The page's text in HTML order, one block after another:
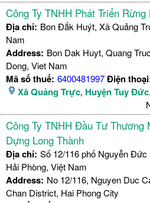
Công Ty TNHH Phát Triển
Địa chỉ: Bon Đắk Huýt, Xã Quảng
Nam
Address: Bon Dak Huyt, Quang
Dong, Viet Nam
Mã số thuế: 6400481997Điện
Xã Quảng Trực, Huyện Tuy Đức,
Công Ty TNHH Đầu Tư Thương
Dựng Long Thành
Địa chỉ: Số 12/116 phố Nguyễn
Hải Phòng, Việt Nam
Address: No 12/116, Nguyen Duc
Chan District, Hai Phong City